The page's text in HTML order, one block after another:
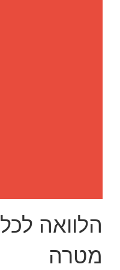
הלוואה לכל
מטרה